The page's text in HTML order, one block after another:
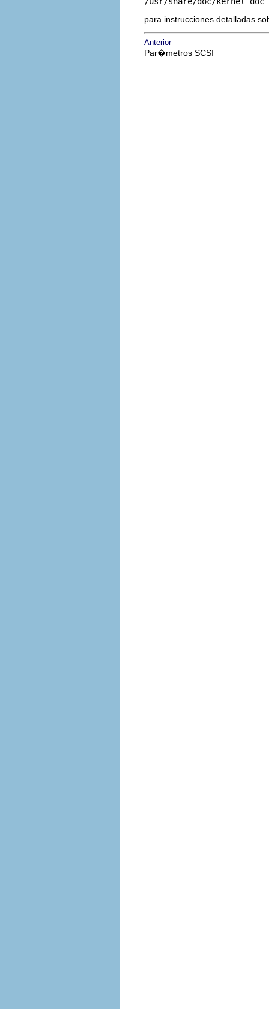
para instrucciones detalladas
Anterior
Par�metros SCSI